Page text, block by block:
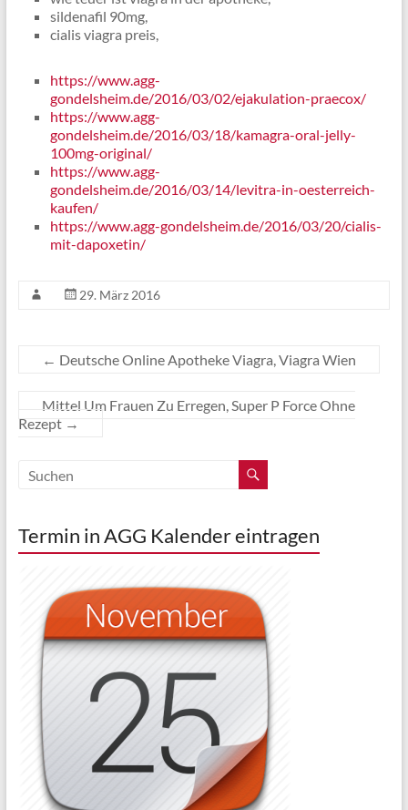
sildenafil 90mg,
cialis viagra preis,
https://www.agg-
gondelsheim.de/2016/03/02/ejakulation-praecox/
https://www.agg-
gondelsheim.de/2016/03/18/kamagra-oral-jelly-
100mg-original/
https://www.agg-
gondelsheim.de/2016/03/14/levitra-in-oesterreich-
kaufen/
https://www.agg-gondelsheim.de/2016/03/20/cialis-
mit-dapoxetin/
29. März 2016
← Deutsche Online Apotheke Viagra, Viagra Wien
Mittel Um Frauen Zu Erregen, Super P Force Ohne
Rezept →
Termin in AGG Kalender eintragen